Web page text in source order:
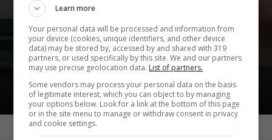
Usi Google Chrome? Attiva
subito questa funzione per
proteggere la tua privacy:
sfugge a tutti
Learn more
Your personal data will be processed and information from
your device (cookies, unique identifiers, and other device
data) may be stored by, accessed by and shared with 319
partners, or used specifically by this site. We and our partners
may use precise geolocation data. List of partners.
Some vendors may process your personal data on the basis
of legitimate interest, which you can object to by managing
your options below. Look for a link at the bottom of this page
or in the site menu to manage or withdraw consent in privacy
and cookie settings.